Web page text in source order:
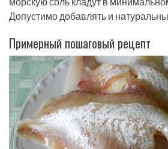
Допустимо добавлять и
Примерный пошаговый рецепт